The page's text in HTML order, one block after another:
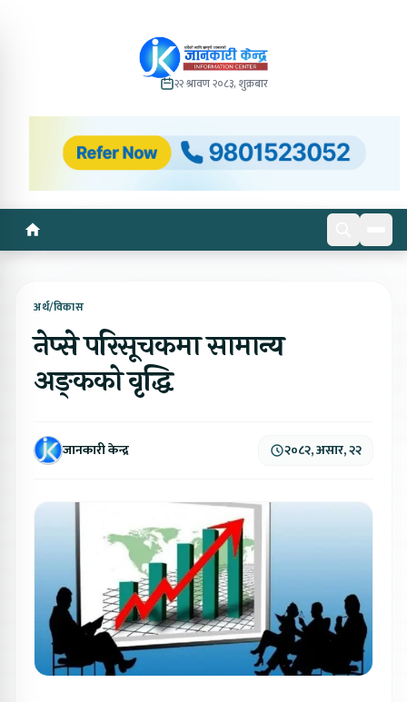
२२ श्रावण २०८३, शुक्रबार
अर्थ/विकास
नेप्से परिसूचकमा सामान्य
अङ्कको वृद्धि
जानकारी केन्द्र २०८२, असार, २२